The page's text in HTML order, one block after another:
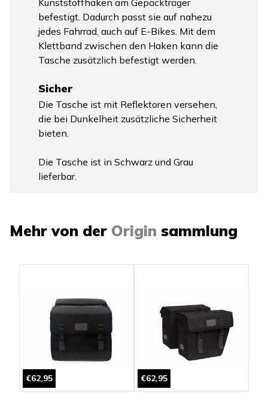
befestigt. Dadurch passt sie auf nahezu
jedes Fahrrad, auch auf E-Bikes. Mit dem
Klettband zwischen den Haken kann die
Tasche zusätzlich befestigt werden.
Sicher
Die Tasche ist mit Reflektoren versehen,
die bei Dunkelheit zusätzliche Sicherheit
bieten.
Die Tasche ist in Schwarz und Grau
lieferbar.
Mehr von der Origin sammlung
€62,95 €62,95